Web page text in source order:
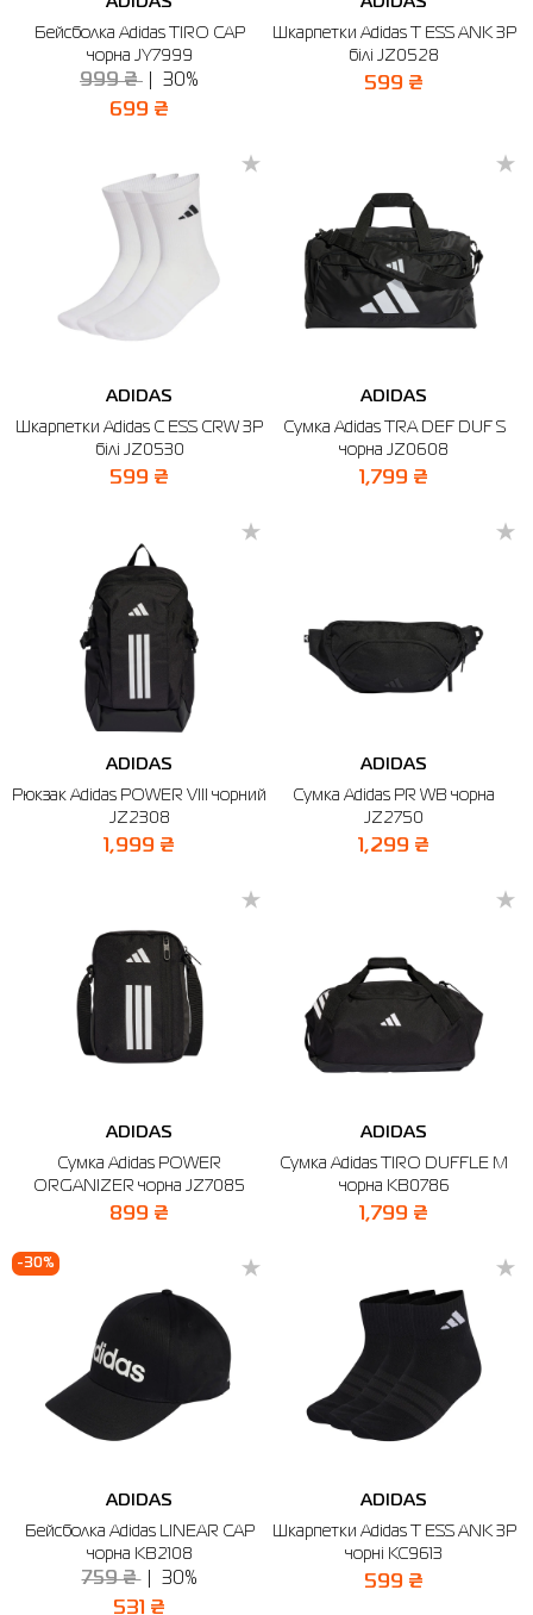
Бейсболка Adidas TIRO CAP
чорна JY7999
999 ₴ 30%
699 ₴
Шкарпетки Adidas T ESS ANK 3P
білі JZ0528
599 ₴
ADIDAS
Шкарпетки Adidas C ESS CRW 3P
білі JZ0530
599 ₴
ADIDAS
Сумка Adidas TRA DEF DUF S
чорна JZ0608
1,799 ₴
ADIDAS
Рюкзак Adidas POWER VIII чорний
JZ2308
1,999 ₴
ADIDAS
Сумка Adidas PR WB чорна
JZ2750
1,299 ₴
ADIDAS
Сумка Adidas POWER
ORGANIZER чорна JZ7085
899 ₴
ADIDAS
Сумка Adidas TIRO DUFFLE M
чорна KB0786
1,799 ₴
-30%
ADIDAS
Бейсболка Adidas LINEAR CAP
чорна KB2108
759 ₴ 30%
531 ₴
ADIDAS
Шкарпетки Adidas T ESS ANK 3P
чорні KC9613
599 ₴